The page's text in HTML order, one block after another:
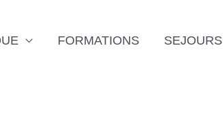
FORMATIONS SEJOURS